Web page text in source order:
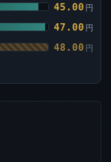
45.00 円
47.00 円
48.00 円